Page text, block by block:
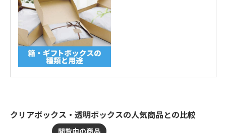
クリアボックス・透明ボックスの人気商品との比較